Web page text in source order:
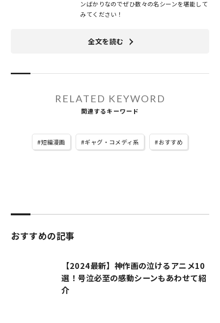
ンばかりなのでぜひ数々の名シーンを堪能して
みてください！
全文を読む
RELATED KEYWORD
関連するキーワード
短編漫画 ギャグ・コメディ系 おすすめ
おすすめの記事
【2024最新】神作画の泣けるアニメ10
選！号泣必至の感動シーンもあわせて紹
介